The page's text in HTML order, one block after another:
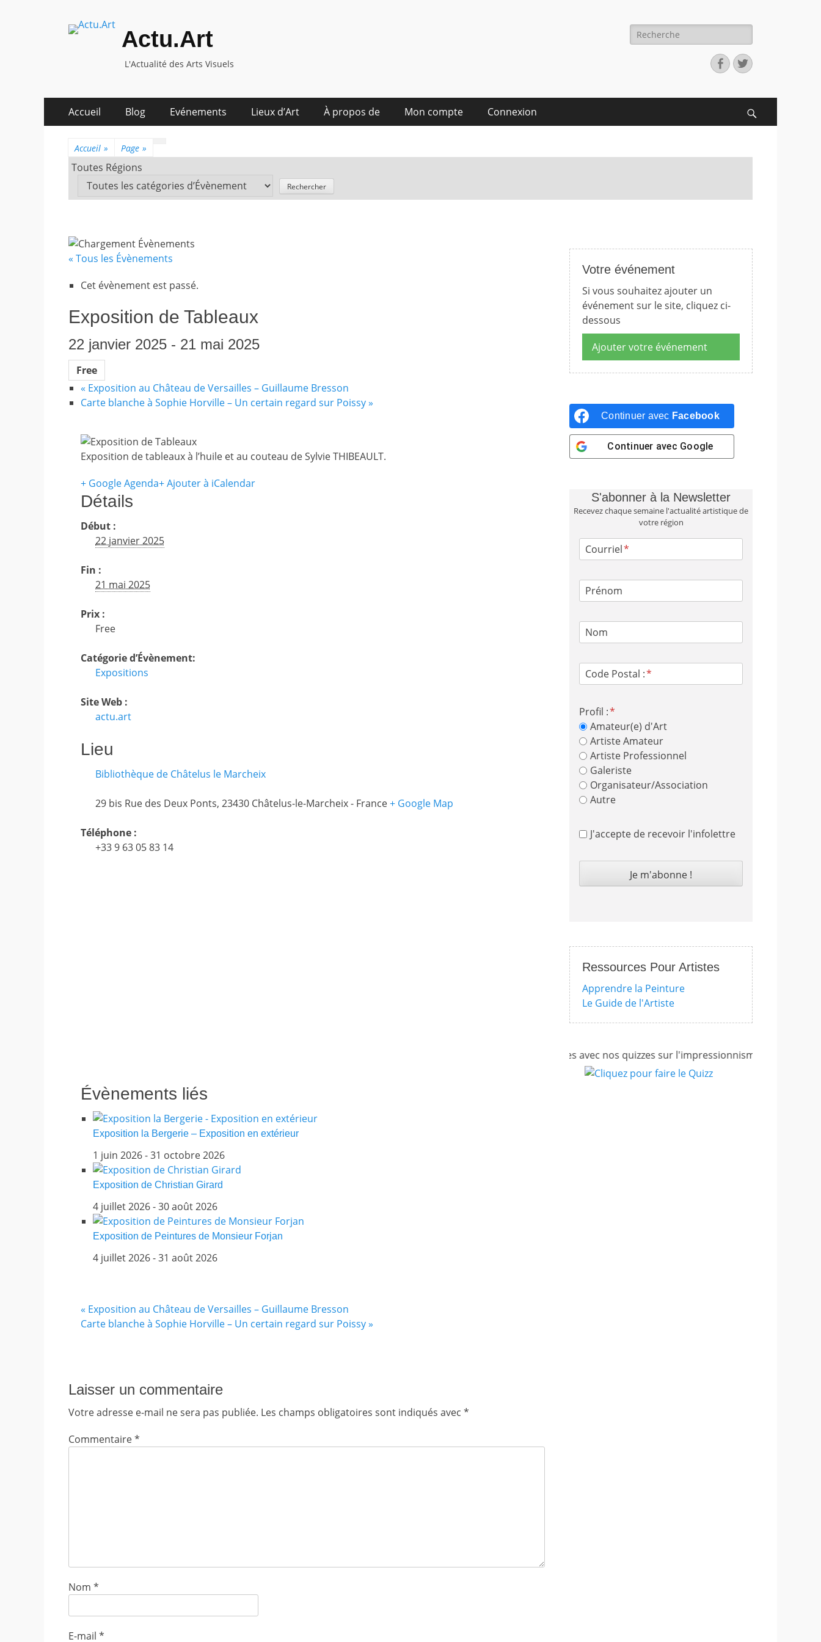
Actu.Art
L'Actualité des Arts Visuels
Recherche
pour:
Facebook
Twitter
Premier
menu
Accueil Blog Evénements Lieux d’Art À propos de Mon compte Connexion
Accueil » Page »
Toutes Régions
« Tous les Évènements
Cet évènement est passé.
Exposition de Tableaux
22 janvier 2025 - 21 mai 2025
Free
« Exposition au Château de Versailles – Guillaume Bresson
Carte blanche à Sophie Horville – Un certain regard sur Poissy»
Exposition de tableaux à l’huile et au couteau de Sylvie THIBEAULT.
+ Google Agenda+ Ajouter à iCalendar
Détails
Début :
22 janvier 2025
Fin :
21 mai 2025
Prix :
Free
Catégorie d’Évènement:
Expositions
Site Web :
actu.art
Lieu
Bibliothèque de Châtelus le Marcheix
29 bis Rue des Deux Ponts, 23430 Châtelus-le-Marcheix- France+ Google Map
Téléphone :
+33 9 63 05 83 14
Évènements liés
Exposition la Bergerie – Exposition en extérieur
1 juin 2026-31 octobre 2026
Exposition de Christian Girard
4 juillet 2026-30 août 2026
Exposition de Peintures de Monsieur Forjan
4 juillet 2026-31 août 2026
« Exposition au Château de Versailles – Guillaume Bresson
Carte blanche à Sophie Horville – Un certain regard sur Poissy»
Laisser un commentaire
Votre adresse e-mail ne sera pas publiée. Les champs obligatoires sont indiqués avec *
Commentaire*
Nom *
E-mail *
Votre événement
Si vous souhaitez ajouter un
événement sur le site, cliquez ci-
dessous
Ajouter votre événement
Continuer avec Facebook
Continuer avec Google
S'abonner à la Newsletter
Recevez chaque semaine l'actualité artistique de
votre région
Courriel
Prénom
Nom
Code Postal :
Profil :
Amateur(e) d'Art
Artiste Amateur
Artiste Professionnel
Galeriste
Organisateur/Association
Autre
J'accepte de recevoir l'infolettre
Ressources Pour Artistes
Apprendre la Peinture
Le Guide de l'Artiste
Testez vos connaissances artistiques avec nos quizzes sur l'impressionnisme, les femmes